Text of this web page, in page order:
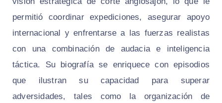
permitió coordinar expediciones, asegurar apoyo
internacional y enfrentarse a las fuerzas realistas
con una combinación de audacia e inteligencia
táctica. Su biografía se enriquece con episodios
que ilustran su capacidad para superar
adversidades, tales como la organización de